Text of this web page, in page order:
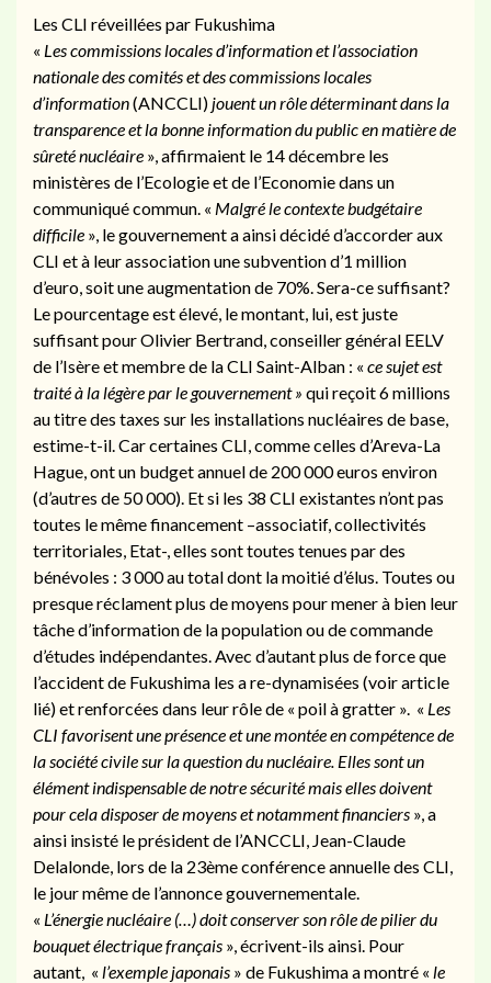
Les CLI réveillées par Fukushima
« Les commissions locales d’information et l’association
nationale des comités et des commissions locales
d’information(ANCCLI) jouent un rôle déterminant dans la
transparence et la bonne information du public en matière de
sûreté nucléaire », affirmaient le 14 décembre les
ministères de l’Ecologie et de l’Economie dans un
communiqué commun. « Malgré le contexte budgétaire
difficile », le gouvernement a ainsi décidé d’accorder aux
CLI et à leur association une subvention d’1 million
d’euro, soit une augmentation de 70%. Sera-ce suffisant?
Le pourcentage est élevé, le montant, lui, est juste
suffisant pour Olivier Bertrand, conseiller général EELV
de l’Isère et membre de la CLI Saint-Alban : « ce sujet est
traité à la légère par le gouvernement » qui reçoit 6 millions
au titre des taxes sur les installations nucléaires de base,
estime-t-il. Car certaines CLI, comme celles d’Areva-La
Hague, ont un budget annuel de 200 000 euros environ
(d’autres de 50 000). Et si les 38 CLI existantes n’ont pas
toutes le même financement –associatif, collectivités
territoriales, Etat-, elles sont toutes tenues par des
bénévoles : 3 000 au total dont la moitié d’élus. Toutes ou
presque réclament plus de moyens pour mener à bien leur
tâche d’information de la population ou de commande
d’études indépendantes. Avec d’autant plus de force que
l’accident de Fukushima les a re-dynamisées (voir article
lié) et renforcées dans leur rôle de « poil à gratter ». « Les
CLI favorisent une présence et une montée en compétence de
la société civile sur la question du nucléaire. Elles sont un
élément indispensable de notre sécurité mais elles doivent
pour cela disposer de moyens et notamment financiers », a
ainsi insisté le président de l’ANCCLI, Jean-Claude
Delalonde, lors de la 23ème conférence annuelle des CLI,
le jour même de l’annonce gouvernementale.
« L’énergie nucléaire (…) doit conserver son rôle de pilier du
bouquet électrique français », écrivent-ils ainsi. Pour
autant, « l’exemple japonais » de Fukushima a montré « le